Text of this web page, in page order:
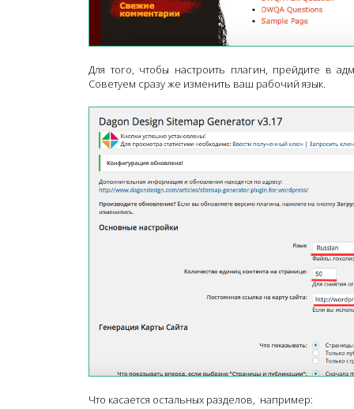
Для того, чтобы настроить плагин, прейдите в
Советуем сразу же изменить ваш рабочий язык.
Что касается остальных разделов, например: